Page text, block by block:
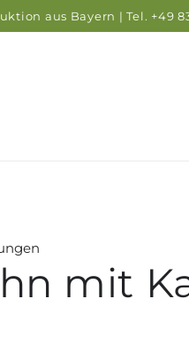
aus Bayern | Tel. +49
mit